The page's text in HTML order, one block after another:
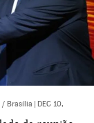
/ Brasília
DEC 10,